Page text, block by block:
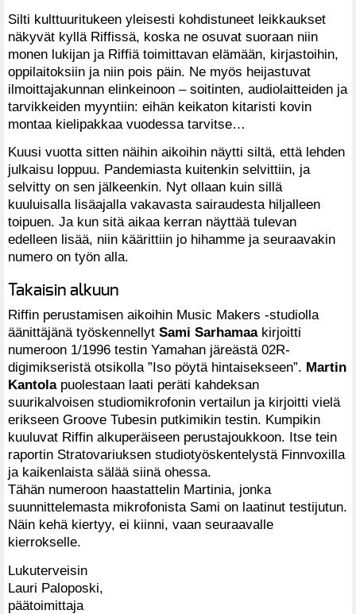
Silti kulttuuritukeen yleisesti kohdistuneet leikkaukset
näkyvät kyllä Riffissä, koska ne osuvat suoraan niin
monen lukijan ja Riffiä toimittavan elämään, kirjastoihin,
oppilaitoksiin ja niin pois päin. Ne myös heijastuvat
ilmoittajakunnan elinkeinoon – soitinten, audiolaitteiden ja
tarvikkeiden myyntiin: eihän keikaton kitaristi kovin
montaa kielipakkaa vuodessa tarvitse…
Kuusi vuotta sitten näihin aikoihin näytti siltä, että lehden
julkaisu loppuu. Pandemiasta kuitenkin selvittiin, ja
selvitty on sen jälkeenkin. Nyt ollaan kuin sillä
kuuluisalla lisäajalla vakavasta sairaudesta hiljalleen
toipuen. Ja kun sitä aikaa kerran näyttää tulevan
edelleen lisää, niin käärittiin jo hihamme ja seuraavakin
numero on työn alla.
Takaisin alkuun
Riffin perustamisen aikoihin Music Makers -studiolla
äänittäjänä työskennellyt Sami Sarhamaakirjoitti
numeroon 1/1996 testin Yamahan järeästä 02R-
digimikseristä otsikolla ”Iso pöytä hintaisekseen”. Martin
Kantolapuolestaan laati peräti kahdeksan
suurikalvoisen studiomikrofonin vertailun ja kirjoitti vielä
erikseen Groove Tubesin putkimikin testin. Kumpikin
kuuluvat Riffin alkuperäiseen perustajoukkoon. Itse tein
raportin Stratovariuksen studiotyöskentelystä Finnvoxilla
ja kaikenlaista sälää siinä ohessa.
Tähän numeroon haastattelin Martinia, jonka
suunnittelemasta mikrofonista Sami on laatinut testijutun.
Näin kehä kiertyy, ei kiinni, vaan seuraavalle
kierrokselle.
Lukuterveisin
Lauri Paloposki,
päätoimittaja